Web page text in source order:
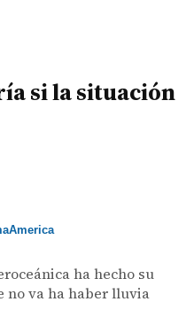
si la situación
ha hecho su
no va ha haber lluvia